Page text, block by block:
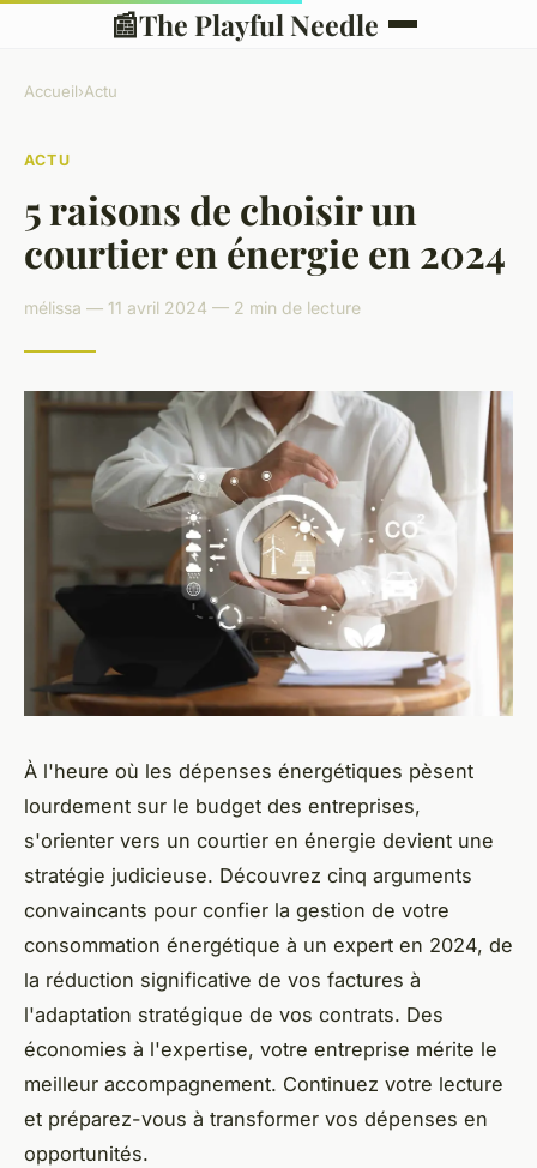
📰The Playful Needle
Accueil›Actu
ACTU
5 raisons de choisir un
courtier en énergie en 2024
mélissa — 11 avril 2024 — 2 min de lecture
À l'heure où les dépenses énergétiques pèsent
lourdement sur le budget des entreprises,
s'orienter vers un courtier en énergie devient une
stratégie judicieuse. Découvrez cinq arguments
convaincants pour confier la gestion de votre
consommation énergétique à un expert en 2024, de
la réduction significative de vos factures à
l'adaptation stratégique de vos contrats. Des
économies à l'expertise, votre entreprise mérite le
meilleur accompagnement. Continuez votre lecture
et préparez-vous à transformer vos dépenses en
opportunités.